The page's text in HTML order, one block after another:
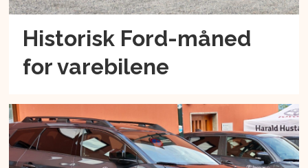
Historisk Ford-måned
for varebilene